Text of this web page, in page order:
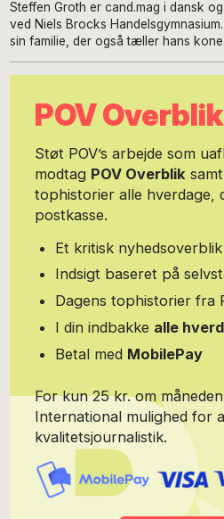
Steffen Groth er cand.mag i dansk
ved Niels Brocks
sin familie, der også tæller hans
POV Overblik
Støt POV’s arbejde som
modtag POV Overblik
tophistorier alle hverdage,
postkasse.
Et kritisk
Indsigt baseret på
Dagens tophistorier fra
I din indbakke alle
Betal med MobilePay
For kun 25 kr. om
International mulighed for
kvalitetsjournalistik.